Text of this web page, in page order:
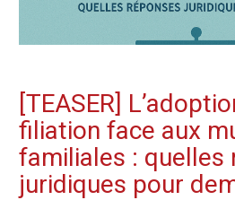
[TEASER]
filiation face aux
familiales : quelles
juridiques pour